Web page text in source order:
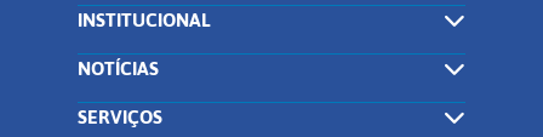
INSTITUCIONAL
NOTÍCIAS
SERVIÇOS